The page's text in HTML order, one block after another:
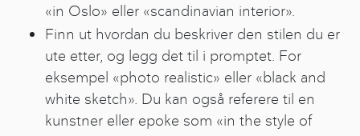
«in Oslo» eller «scandinavian interior».
Finn ut hvordan du beskriver den stilen du er
ute etter, og legg det til i promptet. For
eksempel «photo realistic» eller «black and
white sketch». Du kan også referere til en
kunstner eller epoke som «in the style of